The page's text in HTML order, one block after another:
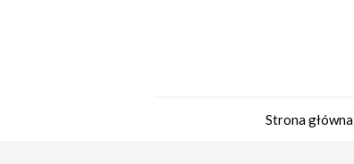
Strona główna